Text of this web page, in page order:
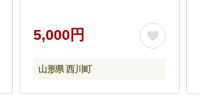
5,000円
山形県 西川町